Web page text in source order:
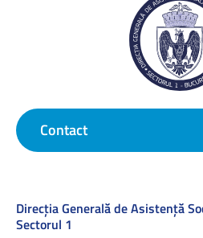
Contact
Direcţia Generală de Asistenţă
Sectorul 1